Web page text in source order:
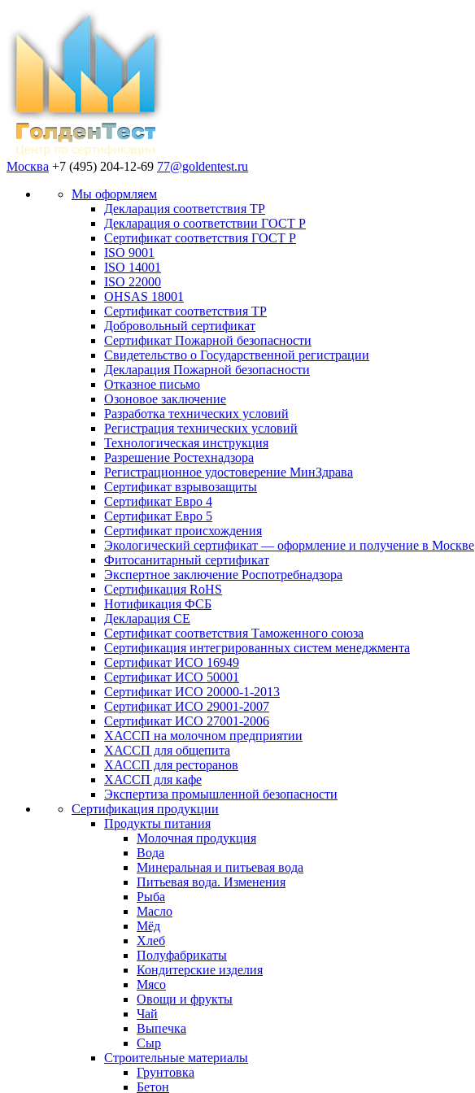
Москва +7 (495) 204-12-69 77@goldentest.ru
Мы оформляем
Декларация соответствия ТР
Декларация о соответствии ГОСТ Р
Сертификат соответствия ГОСТ Р
ISO 9001
ISO 14001
ISO 22000
OHSAS 18001
Сертификат соответствия ТР
Добровольный сертификат
Сертификат Пожарной безопасности
Свидетельство о Государственной регистрации
Декларация Пожарной безопасности
Отказное письмо
Озоновое заключение
Разработка технических условий
Регистрация технических условий
Технологическая инструкция
Разрешение Ростехнадзора
Регистрационное удостоверение МинЗдрава
Сертификат взрывозащиты
Сертификат Евро 4
Сертификат Евро 5
Сертификат происхождения
Экологический сертификат — оформление и получение в Москве
Фитосанитарный сертификат
Экспертное заключение Роспотребнадзора
Сертификация RoHS
Нотификация ФСБ
Декларация СЕ
Сертификат соответствия Таможенного союза
Сертификация интегрированных систем менеджмента
Сертификат ИСО 16949
Сертификат ИСО 50001
Сертификат ИСО 20000-1-2013
Сертификат ИСО 29001-2007
Сертификат ИСО 27001-2006
ХАССП на молочном предприятии
ХАССП для общепита
ХАССП для ресторанов
ХАССП для кафе
Экспертиза промышленной безопасности
Сертификация продукции
Продукты питания
Молочная продукция
Вода
Минеральная и питьевая вода
Питьевая вода. Изменения
Рыба
Масло
Мёд
Хлеб
Полуфабрикаты
Кондитерские изделия
Мясо
Овощи и фрукты
Чай
Выпечка
Сыр
Строительные материалы
Грунтовка
Бетон